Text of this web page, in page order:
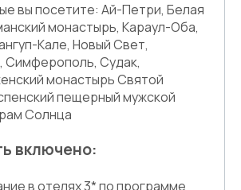
вы посетите: Ай-Петри, Белая
монастырь, Караул-Оба,
Кале, Новый Свет,
Симферополь, Судак,
монастырь Святой
пещерный мужской
Солнца
включено:
в отелях 3* по программе